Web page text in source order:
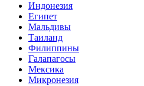
Индонезия
Египет
Мальдивы
Таиланд
Филиппины
Галапагосы
Мексика
Микронезия